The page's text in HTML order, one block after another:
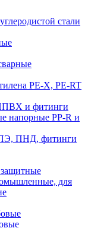
стали
PE-X, PE-RT
и фитинги
напорные PP-R и
ПНД, фитинги
для